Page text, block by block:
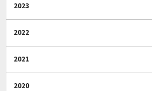
2023
2022
2021
2020